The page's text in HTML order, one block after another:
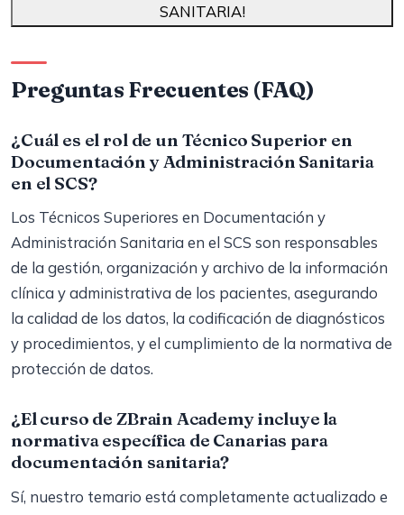
SANITARIA!
Preguntas Frecuentes (FAQ)
¿Cuál es el rol de un Técnico Superior en
Documentación y Administración Sanitaria
en el SCS?
Los Técnicos Superiores en Documentación y
Administración Sanitaria en el SCS son responsables
de la gestión, organización y archivo de la información
clínica y administrativa de los pacientes, asegurando
la calidad de los datos, la codificación de diagnósticos
y procedimientos, y el cumplimiento de la normativa de
protección de datos.
¿El curso de ZBrain Academy incluye la
normativa específica de Canarias para
documentación sanitaria?
Sí, nuestro temario está completamente actualizado e